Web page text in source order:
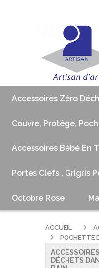
Accessoires Zéro
Couvre, Protège,
Accessoires Bébé En
Portes Clefs , Grigris
Octobre Rose
DÉCHETS
ACCUEIL
POCHETTE